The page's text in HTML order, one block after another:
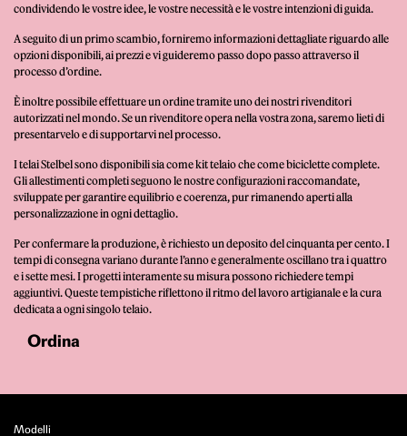
condividendo le vostre idee, le vostre necessità e le vostre intenzioni di guida.
A seguito di un primo scambio, forniremo informazioni dettagliate riguardo alle
opzioni disponibili, ai prezzi e vi guideremo passo dopo passo attraverso il
processo d’ordine.
È inoltre possibile effettuare un ordine tramite uno dei nostri rivenditori
autorizzati nel mondo. Se un rivenditore opera nella vostra zona, saremo lieti di
presentarvelo e di supportarvi nel processo.
I telai Stelbel sono disponibili sia come kit telaio che come biciclette complete.
Gli allestimenti completi seguono le nostre configurazioni raccomandate,
sviluppate per garantire equilibrio e coerenza, pur rimanendo aperti alla
personalizzazione in ogni dettaglio.
Per confermare la produzione, è richiesto un deposito del cinquanta per cento. I
tempi di consegna variano durante l’anno e generalmente oscillano tra i quattro
e i sette mesi. I progetti interamente su misura possono richiedere tempi
aggiuntivi. Queste tempistiche riflettono il ritmo del lavoro artigianale e la cura
dedicata a ogni singolo telaio.
Ordina
Modelli